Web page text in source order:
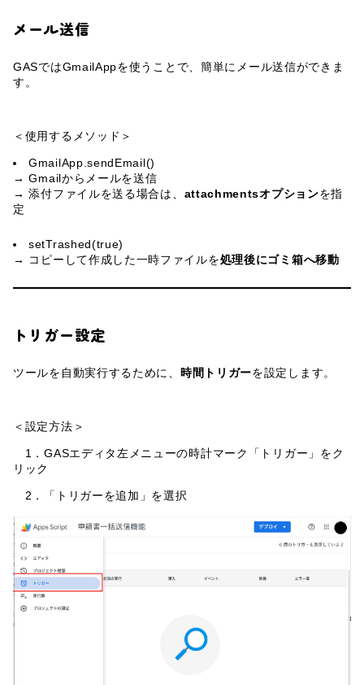
メール送信
GASではGmailAppを使うことで、簡単にメール送信ができま
す。
＜使用するメソッド＞
GmailApp.sendEmail()
→ Gmailからメールを送信
→ 添付ファイルを送る場合は、 attachmentsオプションを指
定
setTrashed(true)
→ コピーして作成した一時ファイルを処理後にゴミ箱へ移動
トリガー設定
ツールを自動実行するために、 時間トリガーを設定します。
＜設定方法＞
1．GASエディタ左メニューの時計マーク「トリガー」をク
リック
2．「トリガーを追加」を選択